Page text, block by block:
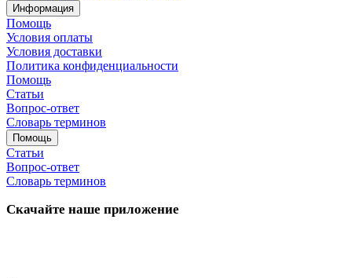
Информация
Помощь
Условия оплаты
Условия доставки
Политика конфиденциальности
Помощь
Статьи
Вопрос-ответ
Словарь терминов
Помощь
Статьи
Вопрос-ответ
Словарь терминов
Скачайте наше приложение